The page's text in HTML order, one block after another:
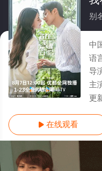
1-23全集/大结局
别
中
语
导
主
更
 在线观看